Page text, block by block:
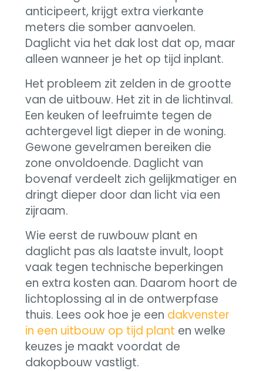
anticipeert, krijgt extra vierkante
meters die somber aanvoelen.
Daglicht via het dak lost dat op, maar
alleen wanneer je het op tijd inplant.
Het probleem zit zelden in de grootte
van de uitbouw. Het zit in de lichtinval.
Een keuken of leefruimte tegen de
achtergevel ligt dieper in de woning.
Gewone gevelramen bereiken die
zone onvoldoende. Daglicht van
bovenaf verdeelt zich gelijkmatiger en
dringt dieper door dan licht via een
zijraam.
Wie eerst de ruwbouw plant en
daglicht pas als laatste invult, loopt
vaak tegen technische beperkingen
en extra kosten aan. Daarom hoort de
lichtoplossing al in de ontwerpfase
thuis. Lees ook hoe je een dakvenster
in een uitbouw op tijd plant en welke
keuzes je maakt voordat de
dakopbouw vastligt.